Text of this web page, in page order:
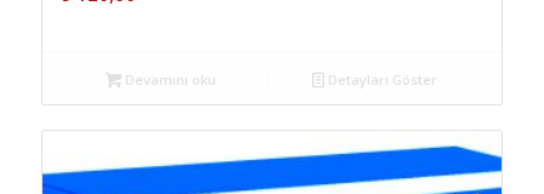
Devamını oku Detayları Göster